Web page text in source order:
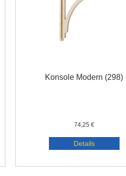
Konsole Modern (298)
74,25 €
Details